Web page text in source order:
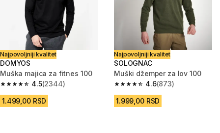
Najpovoljniji kvalitet
DOMYOS
Muška majica za fitnes 100
4.5
4.5 od 5 zvezdica from 2344 Recenzije
(2344)
1.499,00 RSD
Najpovoljniji kvalitet
SOLOGNAC
Muški džemper za lov 100
4.6
4.6 od 5 zvezdica from 873
(873)
1.999,00 RSD